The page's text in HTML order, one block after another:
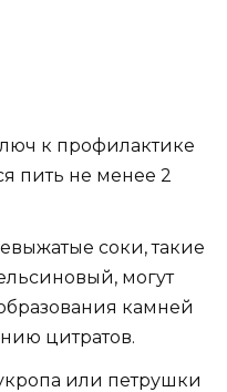
к профилактике
пить не менее 2
соки, такие
могут
камней
цитратов.
или петрушки